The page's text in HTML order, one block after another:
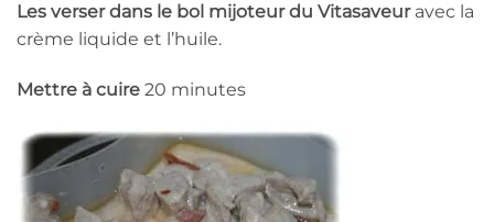
Les verser dans le bol mijoteur du Vitasaveuravec la
crème liquide et l’huile.
Mettre à cuire 20 minutes